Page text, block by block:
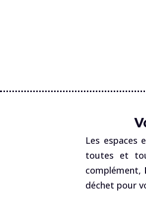
Les espaces
toutes et
complément,
déchet pour